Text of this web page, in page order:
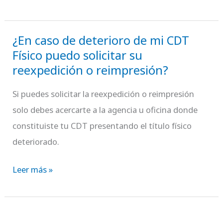
título
se
encuentra
vigente?
¿En caso de deterioro de mi CDT
Físico puedo solicitar su
reexpedición o reimpresión?
Si puedes solicitar la reexpedición o reimpresión
solo debes acercarte a la agencia u oficina donde
constituiste tu CDT presentando el título físico
deteriorado.
¿En
caso
de
puedo
su
Leer más »